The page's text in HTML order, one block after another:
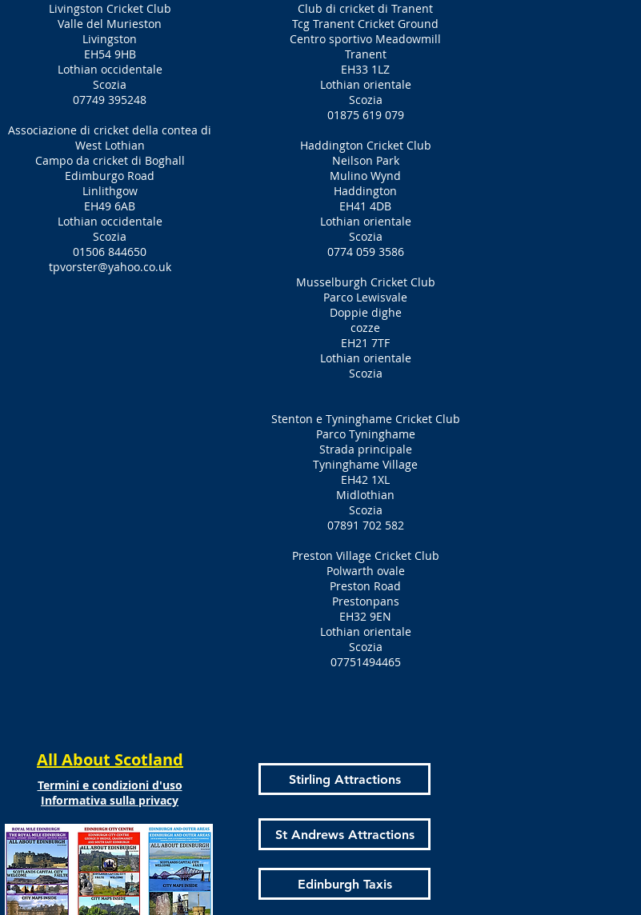
Livingston Cricket Club
Valle del Murieston
Livingston
EH54 9HB
Lothian occidentale
Scozia
07749 395248
Associazione di cricket della contea di
West Lothian
Campo da cricket di Boghall
Edimburgo Road
Linlithgow
EH49 6AB
Lothian occidentale
Scozia
01506 844650
tpvorster@yahoo.co.uk
Club di cricket di Tranent
Tcg Tranent Cricket Ground
Centro sportivo Meadowmill
Tranent
EH33 1LZ
Lothian orientale
Scozia
01875 619 079
Haddington Cricket Club
Neilson Park
Mulino Wynd
Haddington
EH41 4DB
Lothian orientale
Scozia
0774 059 3586
Musselburgh Cricket Club
Parco Lewisvale
Doppie dighe
cozze
EH21 7TF
Lothian orientale
Scozia
Stenton e Tyninghame Cricket Club
Parco Tyninghame
Strada principale
Tyninghame Village
EH42 1XL
Midlothian
Scozia
07891 702 582
Preston Village Cricket Club
Polwarth ovale
Preston Road
Prestonpans
EH32 9EN
Lothian orientale
Scozia
07751494465
All About Scotland
Termini e condizioni d'uso
Informativa sulla privacy
Stirling Attractions
St Andrews Attractions
Edinburgh Taxis